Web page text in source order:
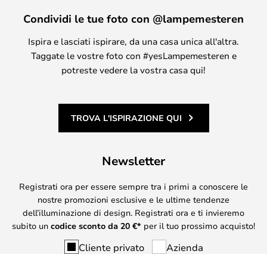
Condividi le tue foto con @lampemesteren
Ispira e lasciati ispirare, da una casa unica all'altra.
Taggate le vostre foto con #yesLampemesteren e
potreste vedere la vostra casa qui!
TROVA L'ISPIRAZIONE QUI
Newsletter
Registrati ora per essere sempre tra i primi a conoscere le
nostre promozioni esclusive e le ultime tendenze
dell’illuminazione di design. Registrati ora e ti invieremo
subito un codice sconto da 20 €* per il tuo prossimo acquisto!
Cliente privato Azienda